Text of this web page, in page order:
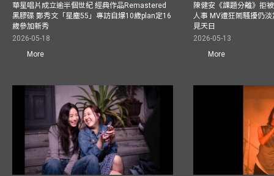
華星唱片成立逾半個世紀 經典作品Remastered
黑膠碟 鄭秀文「星塵55」專訪自爆10歲plan定16
歲參加新秀
2026-05-18
More
陳健安《課題分離》拒
人事 MV遭狂鬧騷擾仍
見天日
2026-05-13
More